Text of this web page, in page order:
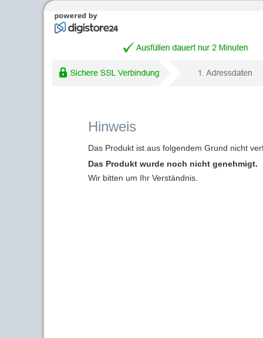
Hinweis
Das Produkt ist aus folgendem Grund nicht
Das Produkt wurde noch nicht genehmigt.
Wir bitten um Ihr Verständnis.